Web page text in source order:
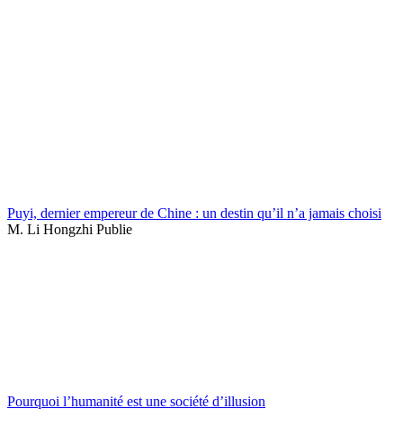
Puyi, dernier empereur de Chine : un destin qu’il n’a jamais choisi
M. Li Hongzhi Publie
Pourquoi l’humanité est une société d’illusion